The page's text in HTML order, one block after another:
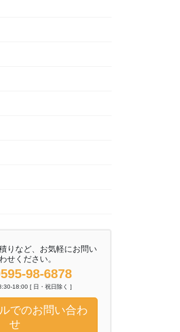
りなど、お気軽にお問い
せください。
98-6878
18:00 [ 日・祝日除く ]
でのお問い合わ
せ